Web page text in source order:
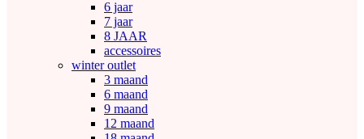
6 jaar
7 jaar
8 JAAR
accessoires
winter outlet
3 maand
6 maand
9 maand
12 maand